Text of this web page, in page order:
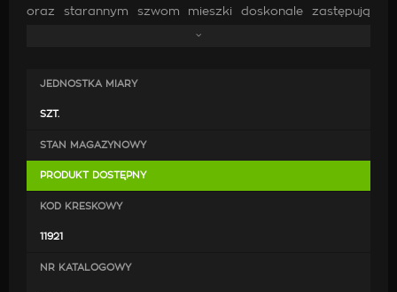
oraz starannym szwom mieszki doskonale zastępują
oryginalne. Wykonanie ich z wysokiej jakości skóry oraz
się do poprawy estetyki wewnątrz samochodu.
JEDNOSTKA MIARY
SZT.
STAN MAGAZYNOWY
PRODUKT DOSTĘPNY
KOD KRESKOWY
11921
NR KATALOGOWY